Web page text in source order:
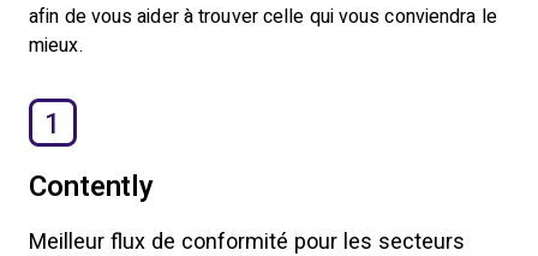
afin de vous aider à trouver celle qui vous conviendra le
mieux.
1
Contently
Meilleur flux de conformité pour les secteurs